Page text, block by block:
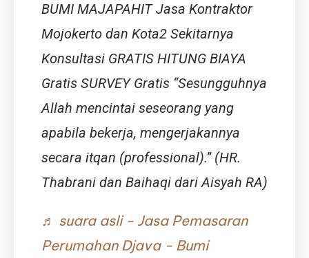
BUMI MAJAPAHIT Jasa Kontraktor
Mojokerto dan Kota2 Sekitarnya
Konsultasi GRATIS HITUNG BIAYA
Gratis SURVEY Gratis “Sesungguhnya
Allah mencintai seseorang yang
apabila bekerja, mengerjakannya
secara itqan (professional).” (HR.
Thabrani dan Baihaqi dari Aisyah RA)
♬ suara asli - Jasa Pemasaran
Perumahan Djava - Bumi